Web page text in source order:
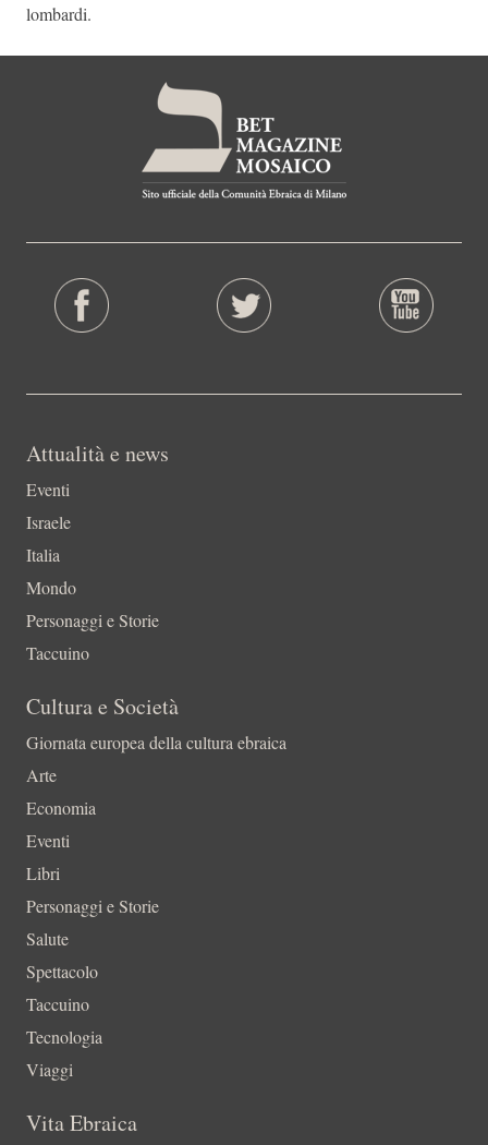
lombardi.
Attualità e news
Eventi
Israele
Italia
Mondo
Personaggi e Storie
Taccuino
Cultura e Società
Giornata europea della cultura ebraica
Arte
Economia
Eventi
Libri
Personaggi e Storie
Salute
Spettacolo
Taccuino
Tecnologia
Viaggi
Vita Ebraica